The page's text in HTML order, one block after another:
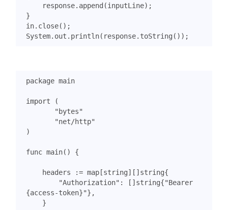
response. append (inputLine);
}
in. close();
System. out . println( response. toString ());
package main
import
(
"bytes"
"net/http"
)
func main() {
headers := map[string][]string{
"Authorization" : []string{"Bearer
{access-token}"},
}